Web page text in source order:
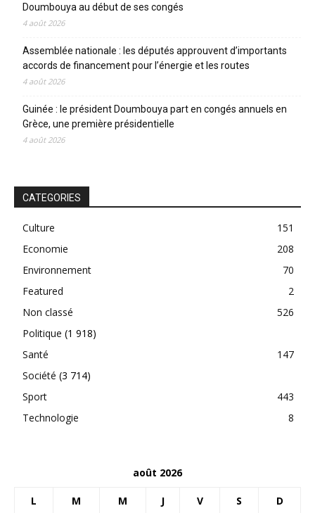
Doumbouya au début de ses congés
4 août 2026
Assemblée nationale : les députés approuvent d’importants
accords de financement pour l’énergie et les routes
4 août 2026
Guinée : le président Doumbouya part en congés annuels en
Grèce, une première présidentielle
4 août 2026
CATEGORIES
Culture
151
Economie
208
Environnement
70
Featured
2
Non classé
526
Politique (1 918)
Santé
147
Société (3 714)
Sport
443
Technologie
8
août 2026
L M M J V S D